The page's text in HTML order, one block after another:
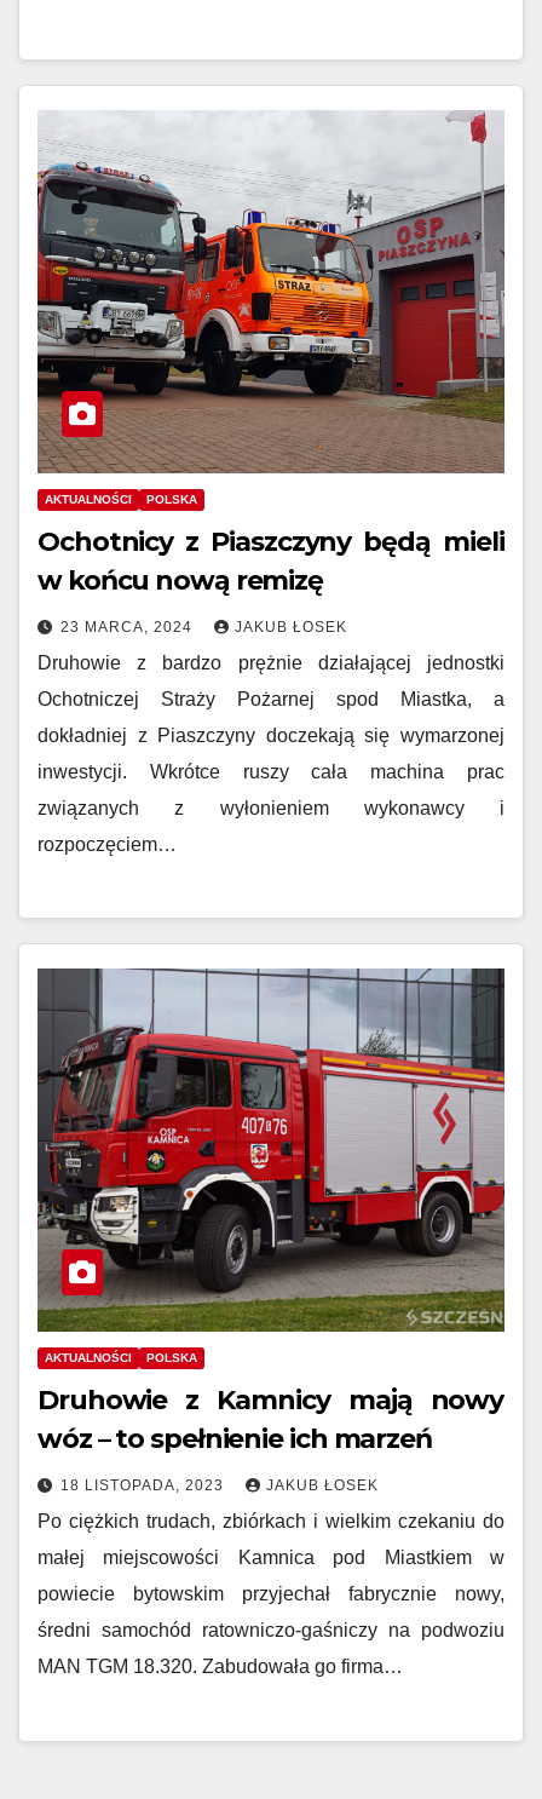
AKTUALNOŚCI POLSKA
Ochotnicy z Piaszczyny będą mieli
w końcu nową remizę
23 MARCA, 2024 JAKUB ŁOSEK
Druhowie z bardzo prężnie działającej jednostki
Ochotniczej Straży Pożarnej spod Miastka, a
dokładniej z Piaszczyny doczekają się wymarzonej
inwestycji. Wkrótce ruszy cała machina prac
związanych z wyłonieniem wykonawcy i
rozpoczęciem…
AKTUALNOŚCI POLSKA
Druhowie z Kamnicy mają nowy
wóz – to spełnienie ich marzeń
18 LISTOPADA, 2023 JAKUB ŁOSEK
Po ciężkich trudach, zbiórkach i wielkim czekaniu do
małej miejscowości Kamnica pod Miastkiem w
powiecie bytowskim przyjechał fabrycznie nowy,
średni samochód ratowniczo-gaśniczy na podwoziu
MAN TGM 18.320. Zabudowała go firma…